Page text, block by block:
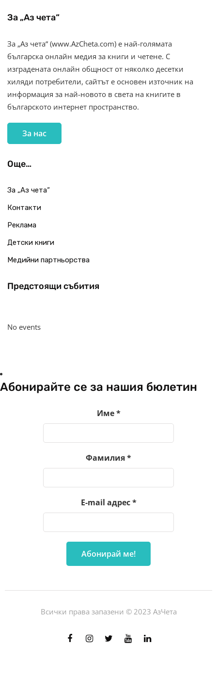
За „Аз чета“
За „Аз чета“ (www.AzCheta.com) е най-голямата
българска онлайн медия за книги и четене. С
изградената онлайн общност от няколко десетки
хиляди потребители, сайтът е основен източник на
информация за най-новото в света на книгите в
българското интернет пространство.
За нас
Още…
За „Аз чета“
Контакти
Реклама
Детски книги
Медийни партньорства
Предстоящи събития
No events
Абонирайте се за нашия бюлетин
Име*
Фамилия*
E-mail адрес*
Всички права запазени © 2023 АзЧета